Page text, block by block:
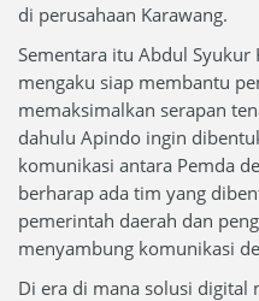
di perusahaan Karawang.
Sementara itu Abdul Syukur
mengaku siap membantu
memaksimalkan serapan
dahulu Apindo ingin
komunikasi antara Pemda
berharap ada tim yang
pemerintah daerah dan
menyambung komunikasi
Di era di mana solusi digital